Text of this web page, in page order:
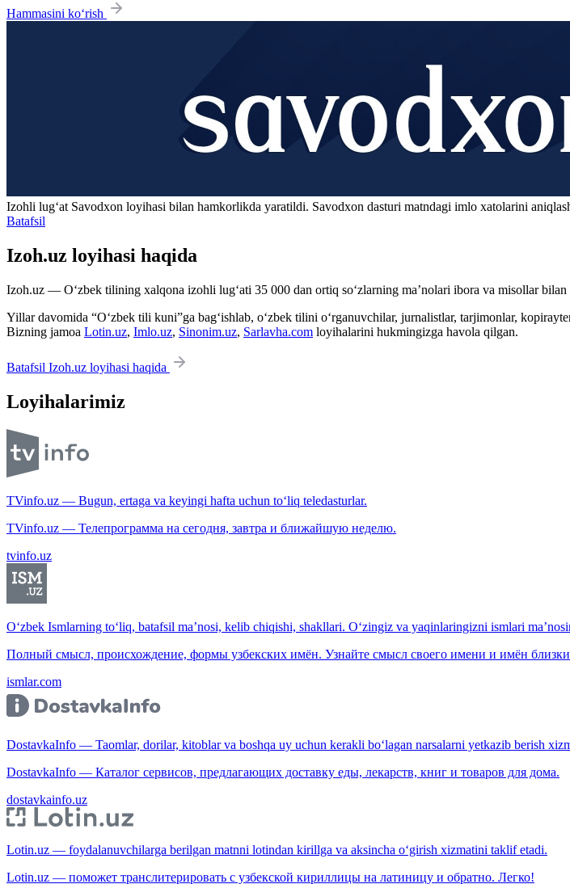
Hammasini ko‘rish
Izohli lugʻat Savodxon loyihasi bilan hamkorlikda yaratildi. Savodxon dasturi matndagi imlo xatolarini
Batafsil
Izoh.uz loyihasi haqida
Izoh.uz — O‘zbek tilining xalqona izohli lug‘ati 35 000 dan ortiq so‘zlarning ma’nolari ibora va misollar
Yillar davomida “O‘zbek tili kuni”ga bag‘ishlab, o‘zbek tilini o‘rganuvchilar, jurnalistlar, tarjimonlar,
Bizning jamoa Lotin.uz, Imlo.uz, Sinonim.uz, Sarlavha.com loyihalarini hukmingizga havola qilgan.
Batafsil Izoh.uz loyihasi haqida
Loyihalarimiz
TVinfo.uz — Bugun, ertaga va keyingi hafta uchun to‘liq teledasturlar.
TVinfo.uz — Телепрограмма на сегодня, завтра и ближайшую неделю.
tvinfo.uz
O‘zbek Ismlarning to‘liq, batafsil ma’nosi, kelib chiqishi, shakllari. O‘zingiz va yaqinlaringizni ismlari
Полный смысл, происхождение, формы узбекских имён. Узнайте смысл своего имени и имён
ismlar.com
DostavkaInfo — Taomlar, dorilar, kitoblar va boshqa uy uchun kerakli bo‘lagan narsalarni yetkazib berish
DostavkaInfo — Каталог сервисов, предлагающих доставку еды, лекарств, книг и товаров для дома.
dostavkainfo.uz
Lotin.uz — foydalanuvchilarga berilgan matnni lotindan kirillga va aksincha o‘girish xizmatini taklif etadi.
Lotin.uz — поможет транслитерировать с узбекской кириллицы на латиницу и обратно. Легко!